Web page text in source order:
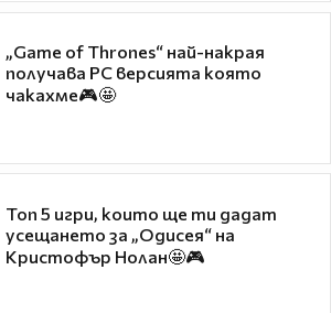
„Game of Thrones“ най-накрая
получава PC версията която
чакахме🎮🤩
Топ 5 игри, които ще ти дадат
усещането за „Одисея“ на
Кристофър Нолан🤩🎮